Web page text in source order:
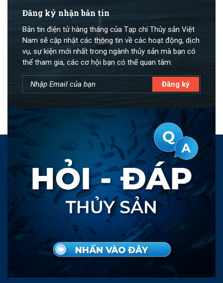
Đăng ký nhận bản tin
Bản tin điện tử hàng tháng của Tạp chí Thủy sản Việt
Nam sẽ cập nhật các thông tin về các hoạt động, dịch
vụ, sự kiện mới nhất trong ngành thủy sản mà bạn có
thể tham gia, các cơ hội bạn có thể quan tâm.